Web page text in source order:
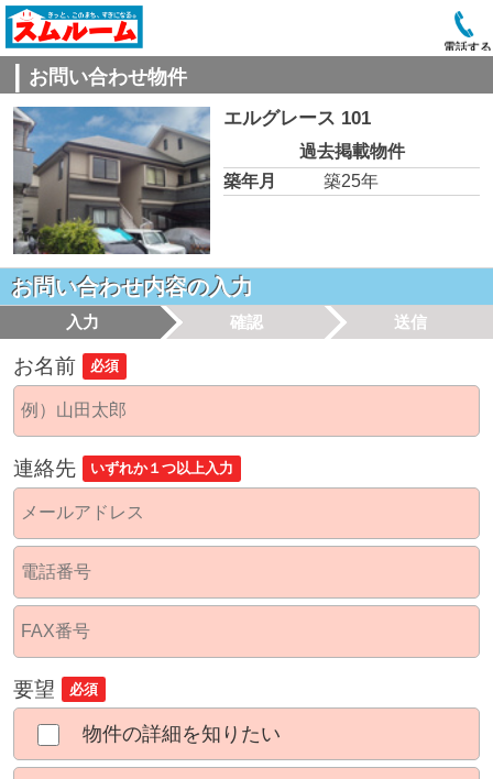
電話する
お問い合わせ物件
エルグレース 101
過去掲載物件
築年月
築25年
お問い合わせ内容の入力
入力 確認 送信
お名前 必須
連絡先 いずれか１つ以上入力
要望 必須
物件の詳細を知りたい